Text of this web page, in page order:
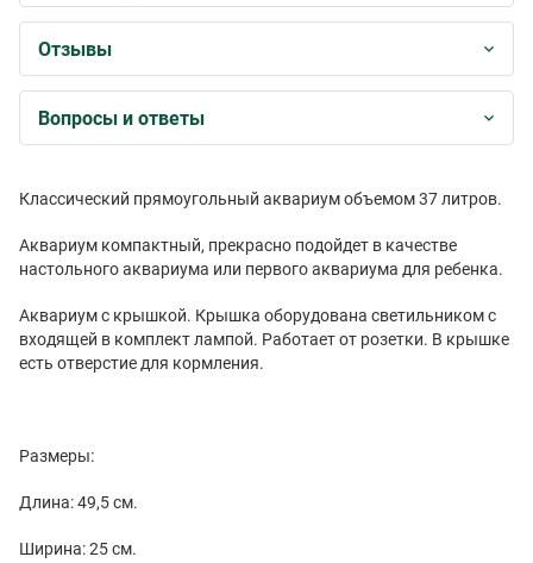
Отзывы
Вопросы и ответы
Классический прямоугольный аквариум объемом 37 литров.
Аквариум компактный, прекрасно подойдет в качестве
настольного аквариума или первого аквариума для ребенка.
Аквариум с крышкой. Крышка оборудована светильником с
входящей в комплект лампой. Работает от розетки. В крышке
есть отверстие для кормления.
Размеры:
Длина: 49,5 см.
Ширина: 25 см.